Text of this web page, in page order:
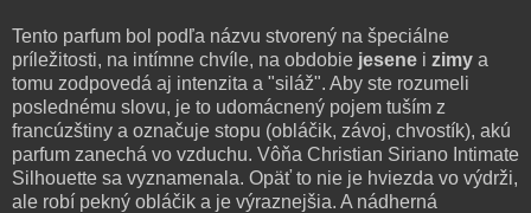
Tento parfum bol podľa názvu stvorený na špeciálne
príležitosti, na intímne chvíle, na obdobie jesene i zimy a
tomu zodpovedá aj intenzita a "siláž". Aby ste rozumeli
poslednému slovu, je to udomácnený pojem tuším z
francúzštiny a označuje stopu (obláčik, závoj, chvostík), akú
parfum zanechá vo vzduchu. Vôňa Christian Siriano Intimate
Silhouette sa vyznamenala. Opäť to nie je hviezda vo výdrži,
ale robí pekný obláčik a je výraznejšia. A nádherná